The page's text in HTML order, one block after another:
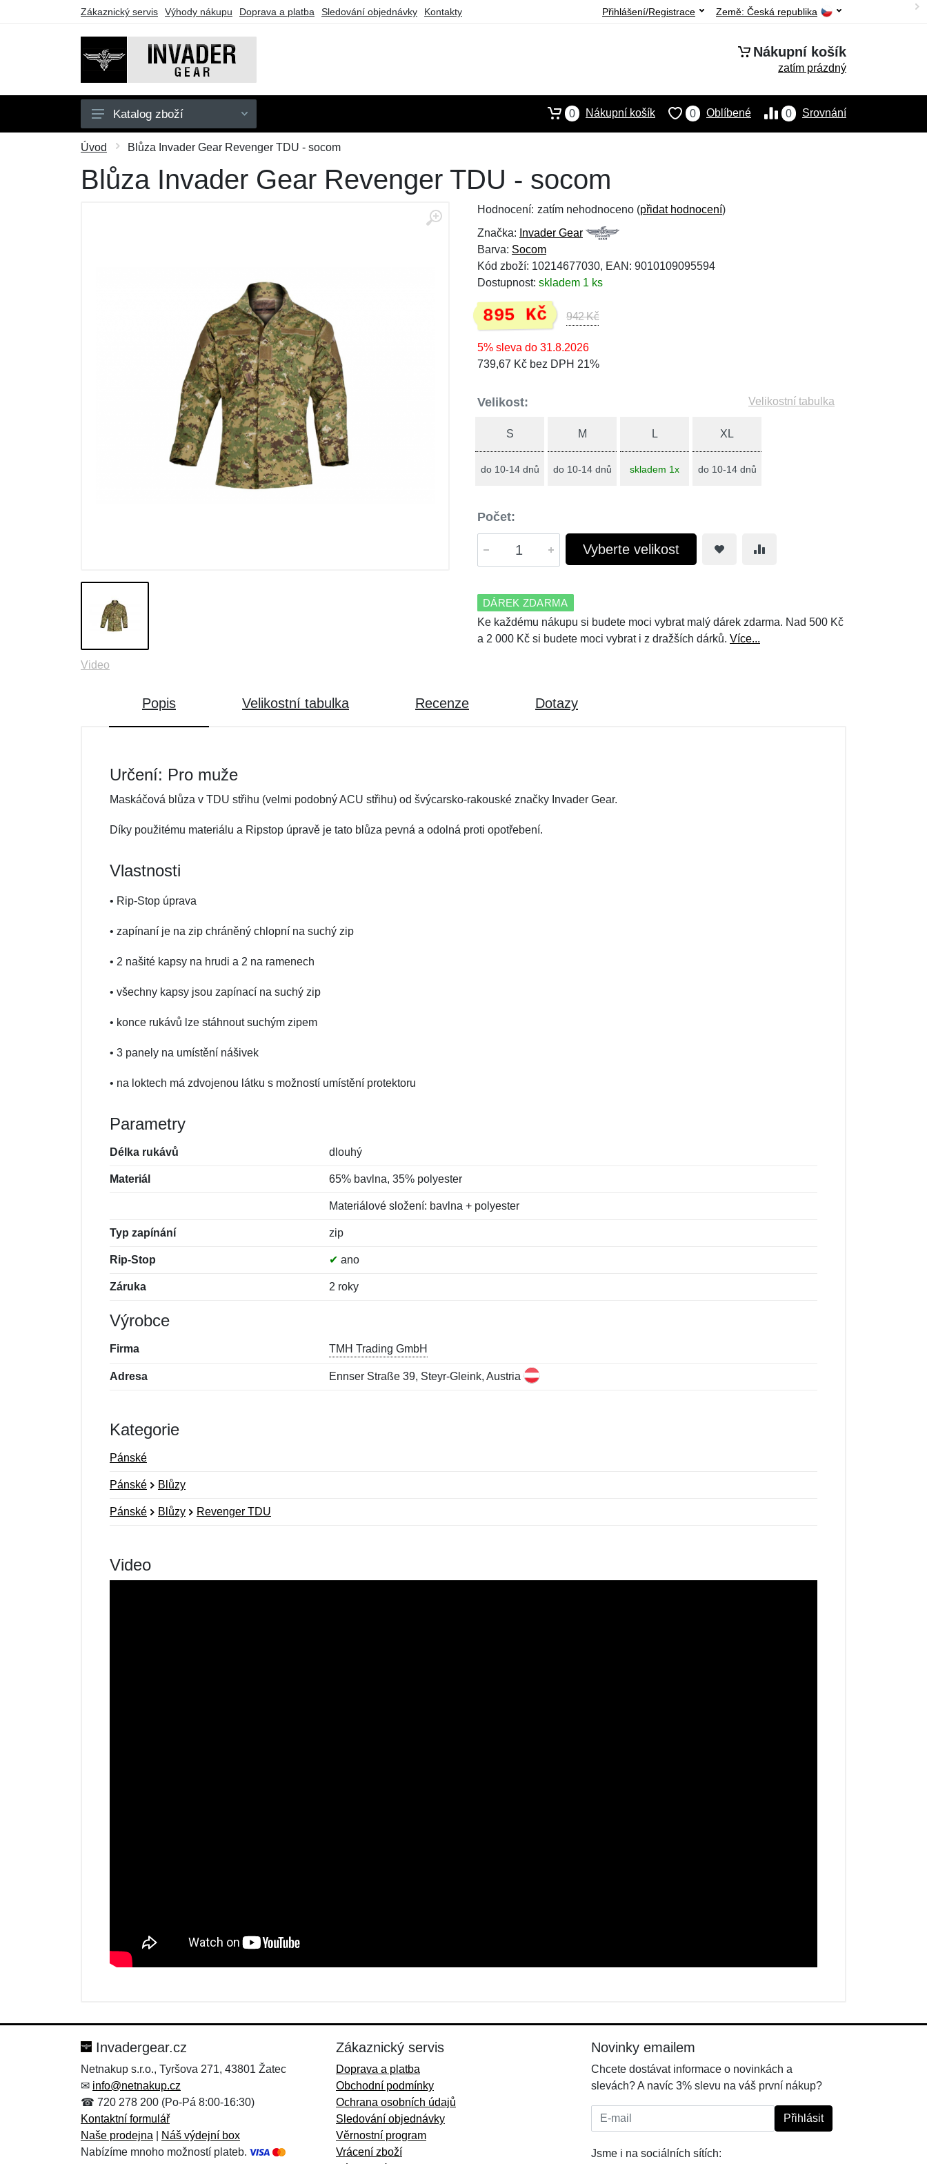
Zákaznický servis Výhody nákupu Doprava a platba Sledování objednávky Kontakty Země: Česká republika
Přihlášení/Registrace
Nákupní košík
zatím prázdný
Pánské
Doplňky
Katalog zboží 0 Srovnání
0 Oblíbené
0 Nákupní košík
Úvod Blůza Invader Gear Revenger TDU - socom
Blůza Invader Gear Revenger TDU - socom
Video
Hodnocení: zatím nehodnoceno (přidat hodnocení)
Značka: Invader Gear
Barva: Socom
Kód zboží: 10214677030, EAN: 9010109095594
Dostupnost: skladem 1 ks
895 Kč 942 Kč
5% sleva do 31.8.2026
739,67 Kč bez DPH 21%
Velikost: Velikostní tabulka
S
do 10-14 dnů
M
do 10-14 dnů
L
skladem 1x
XL
do 10-14 dnů
Počet:
Vyberte velikost
DÁREK ZDARMA
Ke každému nákupu si budete moci vybrat malý dárek zdarma. Nad 500 Kč
a 2 000 Kč si budete moci vybrat i z dražších dárků. Více...
Popis Velikostní tabulka Recenze Dotazy
Určení: Pro muže
Maskáčová blůza v TDU střihu (velmi podobný ACU střihu) od švýcarsko-rakouské značky Invader Gear.
Díky použitému materiálu a Ripstop úpravě je tato blůza pevná a odolná proti opotřebení.
Vlastnosti
• Rip-Stop úprava
• zapínaní je na zip chráněný chlopní na suchý zip
• 2 našité kapsy na hrudi a 2 na ramenech
• všechny kapsy jsou zapínací na suchý zip
• konce rukávů lze stáhnout suchým zipem
• 3 panely na umístění nášivek
• na loktech má zdvojenou látku s možností umístění protektoru
Parametry
Délka rukávů dlouhý
Materiál 65% bavlna, 35% polyester
Materiálové složení: bavlna + polyester
Typ zapínání zip
Rip-Stop ✔ ano
Záruka 2 roky
Výrobce
Firma TMH Trading GmbH
Adresa Ennser Straße 39, Steyr-Gleink, Austria
Kategorie
Pánské
Pánské Blůzy
Pánské Blůzy Revenger TDU
Video
Zpráva*
Zpráva*
Invadergear.cz
Netnakup s.r.o., Tyršova 271, 43801 Žatec
✉ info@netnakup.cz
☎ 720 278 200 (Po-Pá 8:00-16:30)
Kontaktní formulář
Naše prodejna
Náš výdejní box
Nabízíme mnoho možností plateb.
Zákaznický servis
Doprava a platba
Obchodní podmínky
Ochrana osobních údajů
Sledování objednávky
Věrnostní program
Vrácení zboží
Novinky emailem
Chcete dostávat informace o novinkách a
slevách? A navíc 3% slevu na váš první nákup?
E-mail: Přihlásit
Jsme i na sociálních sítích: